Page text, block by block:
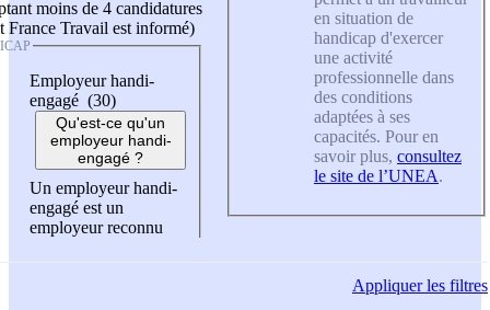
moins de 4 candidatures
France Travail est informé)
Employeur handi-
engagé (30)
Qu'est-ce qu'un
employeur handi-
engagé ?
Un employeur handi-
engagé est un
employeur reconnu
en situation de
handicap d'exercer
une activité
professionnelle dans
des conditions
adaptées à ses
capacités. Pour en
savoir plus, consultez
le site de l’UNEA.
Appliquerles filtres